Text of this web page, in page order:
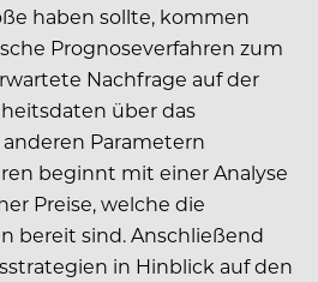
haben sollte, kommen
Prognoseverfahren zum
Nachfrage auf der
über das
Parametern
beginnt mit einer Analyse
Preise, welche die
bereit sind. Anschließend
in Hinblick auf den